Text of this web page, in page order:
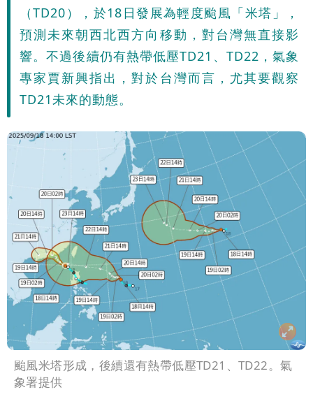
（TD20），於18日發展為輕度颱風「米塔」，
預測未來朝西北西方向移動，對台灣無直接影
響。不過後續仍有熱帶低壓TD21、TD22，氣象
專家賈新興指出，對於台灣而言，尤其要觀察
TD21未來的動態。
颱風米塔形成，後續還有熱帶低壓TD21、TD22。氣
象署提供